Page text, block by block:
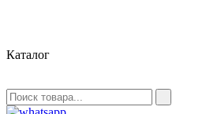
Каталог